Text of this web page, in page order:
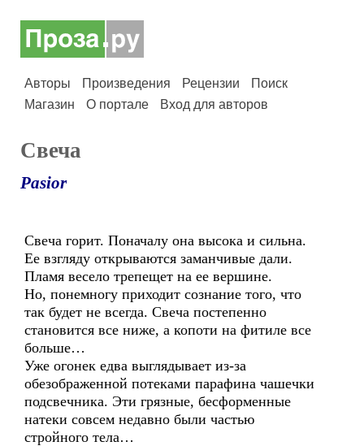
Авторы Произведения Рецензии
Поиск
Магазин
О портале Вход для авторов
Свеча
Pasior
Свеча горит. Поначалу она высока и сильна.
Ее взгляду открываются заманчивые дали.
Пламя весело трепещет на ее вершине.
Но, понемногу приходит сознание того, что
так будет не всегда. Свеча постепенно
становится все ниже, а копоти на фитиле все
больше…
Уже огонек едва выглядывает из-за
обезображенной потеками парафина чашечки
подсвечника. Эти грязные, бесформенные
натеки совсем недавно были частью
стройного тела…